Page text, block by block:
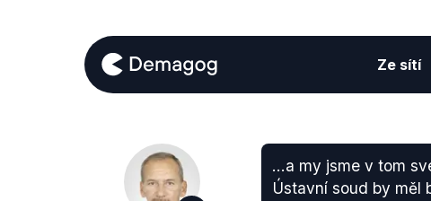
Ze sítí
...a my jsme v tom
Ústavní soud by měl